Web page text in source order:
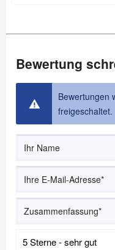
Bewertung
Bewertungen
freigeschaltet.